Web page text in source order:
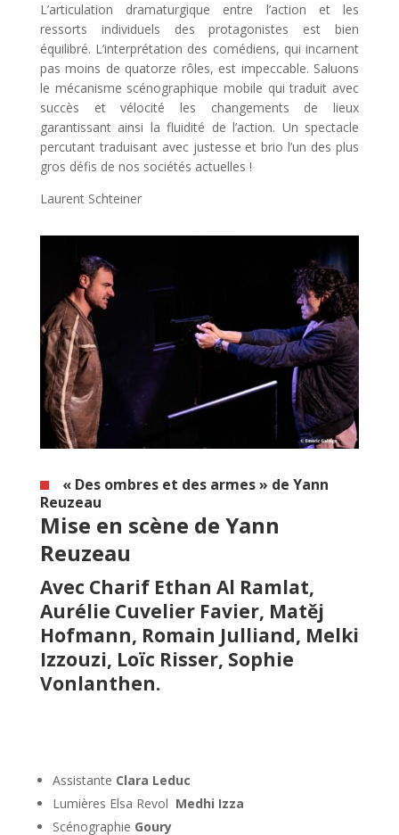
L’articulation dramaturgique entre l’action et les
ressorts individuels des protagonistes est bien
équilibré. L’interprétation des comédiens, qui incarnent
pas moins de quatorze rôles, est impeccable. Saluons
le mécanisme scénographique mobile qui traduit avec
succès et vélocité les changements de lieux
garantissant ainsi la fluidité de l’action. Un spectacle
percutant traduisant avec justesse et brio l’un des plus
gros défis de nos sociétés actuelles !
Laurent Schteiner
« Des ombres et des armes » de Yann
Reuzeau
Mise en scène de Yann
Reuzeau
Avec Charif Ethan Al Ramlat,
Aurélie Cuvelier Favier, Matěj
Hofmann, Romain Julliand, Melki
Izzouzi, Loïc Risser, Sophie
Vonlanthen.
Assistante Clara Leduc
Lumières Elsa Revol Medhi Izza
Scénographie Goury